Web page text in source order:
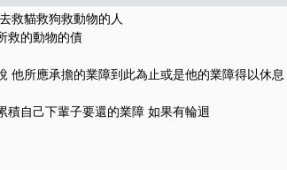
救貓救狗救動物的人
救的動物的債
他所應承擔的業障到此為止或是他的業障得以休息
積自己下輩子要還的業障 如果有輪迴